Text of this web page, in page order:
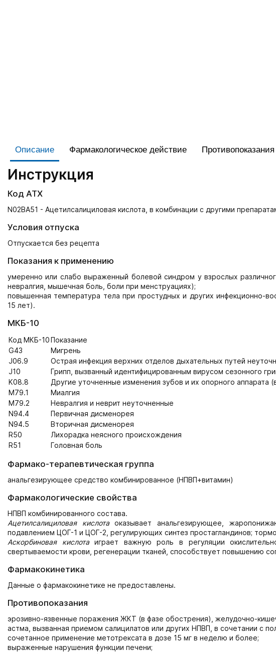
Описание Фармакологическое действие Противопоказания
Инструкция
Код АТХ
N02BA51 - Ацетилсалициловая кислота, в комбинации с другими
Условия отпуска
Отпускается без рецепта
Показания к применению
умеренно или слабо выраженный болевой синдром у взрослых
невралгия, мышечная боль, боли при менструациях);
повышенная температура тела при простудных и других инфекционно-
15 лет).
МКБ-10
Код МКБ-10Показание
G43
Мигрень
J06.9
Острая инфекция верхних отделов дыхательных путей
J10
Грипп, вызванный идентифицированным вирусом сезонного
K08.8
Другие уточненные изменения зубов и их опорного аппарата
M79.1
Миалгия
M79.2
Невралгия и неврит неуточненные
N94.4
Первичная дисменорея
N94.5
Вторичная дисменорея
R50
Лихорадка неясного происхождения
R51
Головная боль
Фармако-терапевтическая группа
анальгезирующее средство комбинированное (НПВП+витамин)
Фармакологические свойства
НПВП комбинированного состава.
Ацетилсалициловая кислотаоказывает анальгезирующее,
подавлением ЦОГ-1 и ЦОГ-2, регулирующих синтез простагландинов;
Аскорбиновая кислотаиграет важную роль в регуляции
свертываемости крови, регенерации тканей, способствует повышению
Фармакокинетика
Данные о фармакокинетике не предоставлены.
Противопоказания
эрозивно-язвенные поражения ЖКТ (в фазе обострения), желудочно-
астма, вызванная приемом салицилатов или других НПВП, в сочетании с
сочетанное применение метотрексата в дозе 15 мг в неделю и более;
выраженные нарушения функции печени;